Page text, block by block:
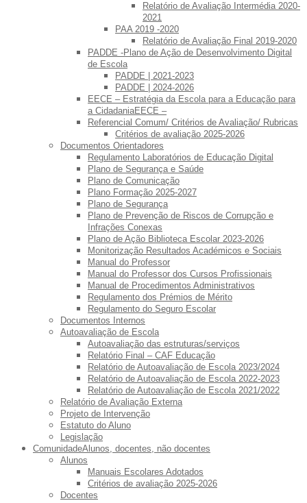
Relatório de Avaliação Intermédia 2020-
2021
PAA 2019 -2020
Relatório de Avaliação Final 2019-2020
PADDE -Plano de Ação de Desenvolvimento Digital
de Escola
PADDE | 2021-2023
PADDE | 2024-2026
EECE – Estratégia da Escola para a Educação para
a CidadaniaEECE –
Referencial Comum/ Critérios de Avaliação/ Rubricas
Critérios de avaliação 2025-2026
Documentos Orientadores
Regulamento Laboratórios de Educação Digital
Plano de Segurança e Saúde
Plano de Comunicação
Plano Formação 2025-2027
Plano de Segurança
Plano de Prevenção de Riscos de Corrupção e
Infrações Conexas
Plano de Ação Biblioteca Escolar 2023-2026
Monitorização Resultados Académicos e Sociais
Manual do Professor
Manual do Professor dos Cursos Profissionais
Manual de Procedimentos Administrativos
Regulamento dos Prémios de Mérito
Regulamento do Seguro Escolar
Documentos Internos
Autoavaliação de Escola
Autoavaliação das estruturas/serviços
Relatório Final – CAF Educação
Relatório de Autoavaliação de Escola 2023/2024
Relatório de Autoavaliação de Escola 2022-2023
Relatório de Autoavaliação de Escola 2021/2022
Relatório de Avaliação Externa
Projeto de Intervenção
Estatuto do Aluno
Legislação
ComunidadeAlunos, docentes, não docentes
Alunos
Manuais Escolares Adotados
Critérios de avaliação 2025-2026
Docentes